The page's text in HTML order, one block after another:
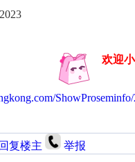
欢迎
回复楼主 举报